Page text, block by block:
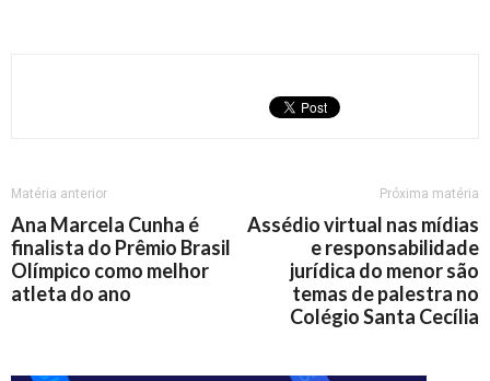
Matéria anterior
Ana Marcela Cunha é
finalista do Prêmio Brasil
Olímpico como melhor
atleta do ano
Próxima matéria
Assédio virtual nas mídias
e responsabilidade
jurídica do menor são
temas de palestra no
Colégio Santa Cecília